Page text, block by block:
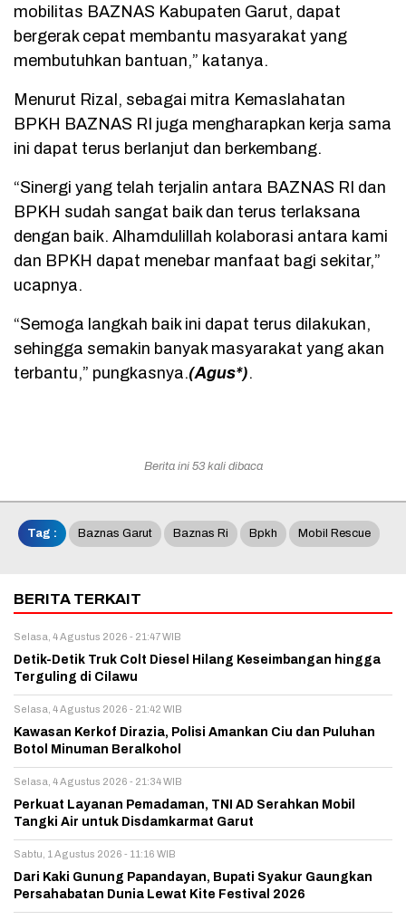
mobilitas BAZNAS Kabupaten Garut, dapat
bergerak cepat membantu masyarakat yang
membutuhkan bantuan,” katanya.
Menurut Rizal, sebagai mitra Kemaslahatan
BPKH BAZNAS RI juga mengharapkan kerja sama
ini dapat terus berlanjut dan berkembang.
“Sinergi yang telah terjalin antara BAZNAS RI dan
BPKH sudah sangat baik dan terus terlaksana
dengan baik. Alhamdulillah kolaborasi antara kami
dan BPKH dapat menebar manfaat bagi sekitar,”
ucapnya.
“Semoga langkah baik ini dapat terus dilakukan,
sehingga semakin banyak masyarakat yang akan
terbantu,” pungkasnya.(Agus*).
Berita ini 53 kali dibaca
Tag : Baznas Garut Baznas Ri Bpkh Mobil Rescue
BERITA TERKAIT
Selasa, 4 Agustus 2026 - 21:47 WIB
Detik-Detik Truk Colt Diesel Hilang Keseimbangan hingga
Terguling di Cilawu
Selasa, 4 Agustus 2026 - 21:42 WIB
Kawasan Kerkof Dirazia, Polisi Amankan Ciu dan Puluhan
Botol Minuman Beralkohol
Selasa, 4 Agustus 2026 - 21:34 WIB
Perkuat Layanan Pemadaman, TNI AD Serahkan Mobil
Tangki Air untuk Disdamkarmat Garut
Sabtu, 1 Agustus 2026 - 11:16 WIB
Dari Kaki Gunung Papandayan, Bupati Syakur Gaungkan
Persahabatan Dunia Lewat Kite Festival 2026